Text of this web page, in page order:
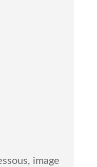
image